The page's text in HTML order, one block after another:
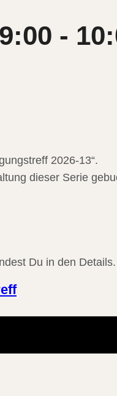
-
2026-13“.
dieser Serie
Du in den Details.